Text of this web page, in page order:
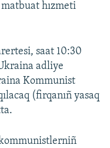
hızmeti
saat 10:30
adliye
Kommunist
(firqanıñ yasaq